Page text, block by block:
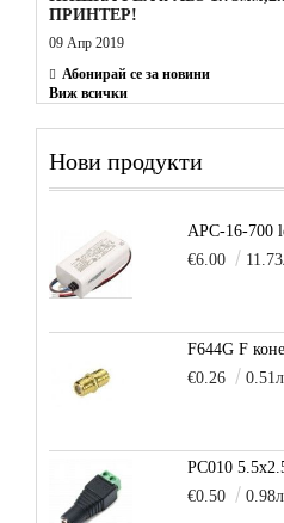
ПРИНТЕР!
09 Апр 2019
Абонирай се за новини
Виж всички
Нови продукти
€6.00
F644G F
€0.26
€0.50